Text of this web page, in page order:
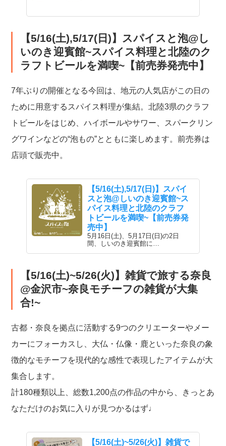
【5/16(土),5/17(日)】スパイスと泡@し
いのき迎賓館~スパイス料理と北陸のク
ラフトビールを満喫~【前売券発売中】
7年ぶりの開催となる今回は、地元の人気店がこの日の
ために用意するスパイス料理が集結。北陸3県のクラフ
トビールをはじめ、ハイボールやサワー、スパークリン
グワインなどの“泡もの”とともに楽しめます。前売券は
店頭で販売中。
【5/16(土),5/17(日)】スパイ
スと泡@しいのき迎賓館~ス
パイス料理と北陸のクラフ
トビールを満喫~【前売券発
売中】
5月16日(土)、5月17日(日)の2日
間、しいのき迎賓館に…
【5/16(土)~5/26(火)】雑貨で旅する奈良
@金沢市~奈良モチーフの雑貨が大集
合!~
古都・奈良を拠点に活動する9つのクリエーターやメー
カーにフォーカスし、大仏・仏像・鹿といった奈良の象
徴的なモチーフを現代的な感性で表現したアイテムが大
集合します。
計180種類以上、総数1,200点の作品の中から、きっとあ
なただけのお気に入りが見つかるはず♩
【5/16(土)~5/26(火)】雑貨で